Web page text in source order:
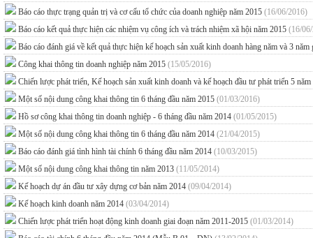
Báo cáo thực trạng quản trị và cơ cấu tổ chức của doanh nghiệp năm 2015 (16/06/2016)
Báo cáo kết quả thực hiện các nhiệm vụ công ích và trách nhiệm xã hội năm 2015 (16/
Báo cáo đánh giá về kết quả thực hiện kế hoạch sản xuất kinh doanh hàng năm và 3 năm
Công khai thông tin doanh nghiệp năm 2015 (15/05/2016)
Chiến lược phát triển, Kế hoạch sản xuất kinh doanh và kế hoạch đầu tư phát triển 5
Một số nội dung công khai thông tin 6 tháng đầu năm 2015 (01/03/2016)
Hồ sơ công khai thông tin doanh nghiệp - 6 tháng đầu năm 2014 (01/05/2015)
Một số nội dung công khai thông tin 6 tháng đầu năm 2014 (21/04/2015)
Báo cáo đánh giá tình hình tài chính 6 tháng đầu năm 2014 (10/03/2015)
Một số nội dung công khai thông tin năm 2013 (11/05/2014)
Kế hoạch dự án đầu tư xây dựng cơ bản năm 2014 (09/04/2014)
Kế hoạch kinh doanh năm 2014 (03/04/2014)
Chiến lược phát triển hoạt động kinh doanh giai đoạn năm 2011-2015 (01/03/2014)